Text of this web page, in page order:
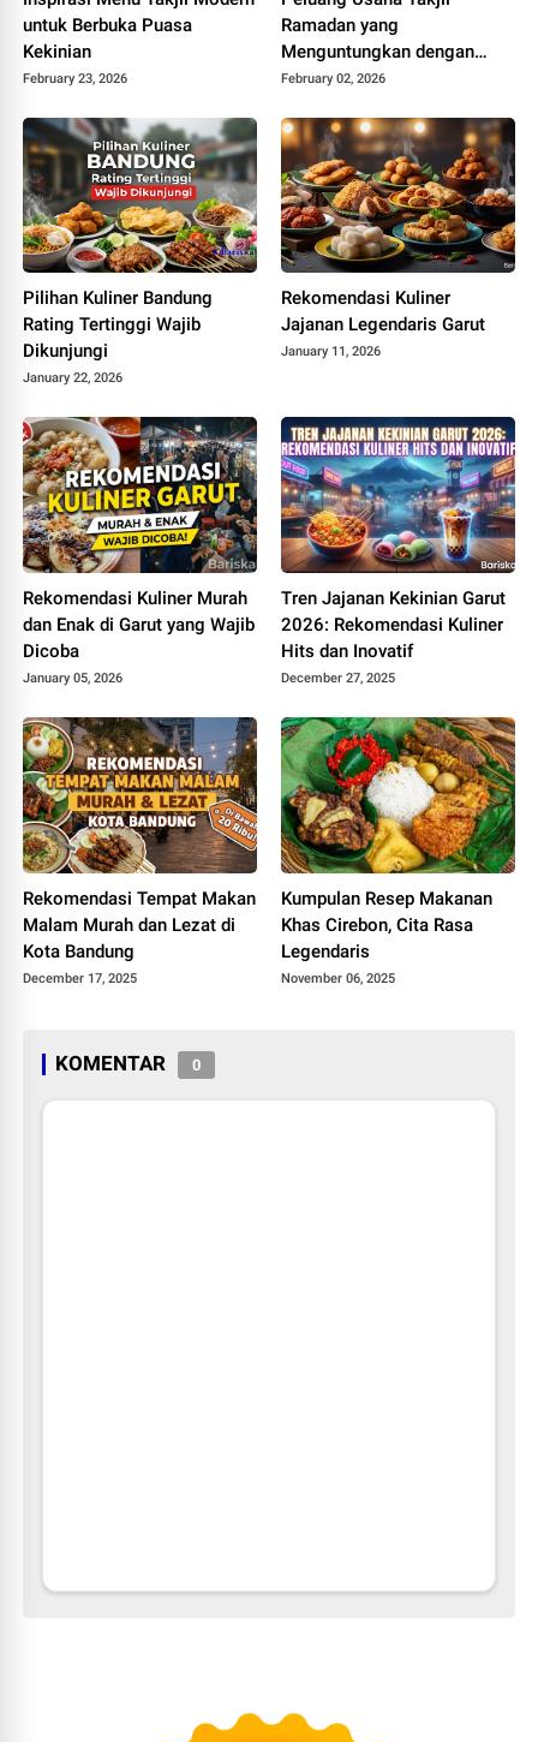
untuk Berbuka Puasa
Kekinian
February 23, 2026
Ramadan yang
Menguntungkan dengan
Modal Terjangkau
February 02, 2026
Pilihan Kuliner Bandung
Rating Tertinggi Wajib
Dikunjungi
January 22, 2026
Rekomendasi Kuliner
Jajanan Legendaris Garut
January 11, 2026
Rekomendasi Kuliner Murah
dan Enak di Garut yang Wajib
Dicoba
January 05, 2026
Tren Jajanan Kekinian Garut
2026: Rekomendasi Kuliner
Hits dan Inovatif
December 27, 2025
Rekomendasi Tempat Makan
Malam Murah dan Lezat di
Kota Bandung
December 17, 2025
Kumpulan Resep Makanan
Khas Cirebon, Cita Rasa
Legendaris
November 06, 2025
KOMENTAR 0